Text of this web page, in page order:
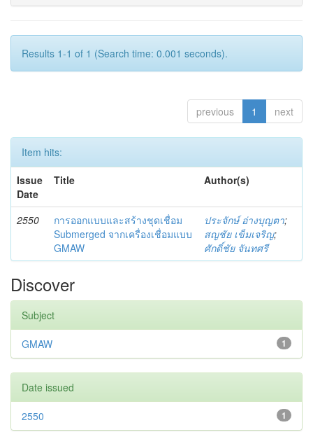
Results 1-1 of 1 (Search time: 0.001 seconds).
previous 1 next
Item hits:
Issue
Date
Title Author(s)
2550
การออกแบบและสร้างชุดเชื่อม
Submerged จากเครื่องเชื่อมแบบ
GMAW
ประจักษ์ อ่างบุญตา;
สญชัย เข็มเจริญ;
ศักดิ์ชัย จันทศรี
Discover
Subject
1
GMAW
Date issued
1
2550